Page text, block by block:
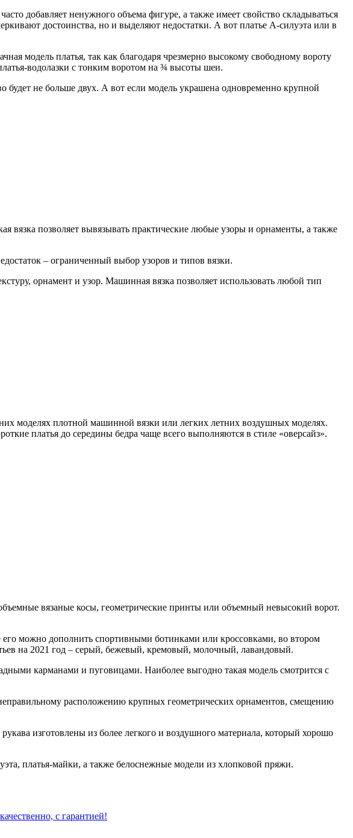
добавляет ненужного объема фигуре, а также имеет свойство складываться
достоинства, но и выделяют недостатки. А вот платье А-силуэта или в
модель платья, так как благодаря чрезмерно высокому свободному вороту
водолазки с тонким воротом на ¾ высоты шеи.
не больше двух. А вот если модель украшена одновременно крупной
вязка позволяет вывязывать практические любые узоры и орнаменты, а также
– ограниченный выбор узоров и типов вязки.
орнамент и узор. Машинная вязка позволяет использовать любой тип
моделях плотной машинной вязки или легких летних воздушных моделях.
платья до середины бедра чаще всего выполняются в стиле «оверсайз».
вязаные косы, геометрические принты или объемный невысокий ворот.
его можно дополнить спортивными ботинками или кроссовками, во втором
на 2021 год – серый, бежевый, кремовый, молочный, лавандовый.
карманами и пуговицами. Наиболее выгодно такая модель смотрится с
расположению крупных геометрических орнаментов, смещению
изготовлены из более легкого и воздушного материала, который хорошо
платья-майки, а также белоснежные модели из хлопковой пряжи.
с гарантией!